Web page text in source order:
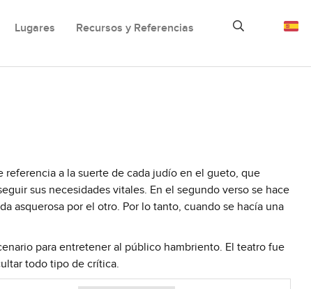
Lugares Recursos y Referencias
a la suerte de cada judío en el gueto, que
sus necesidades vitales. En el segundo verso se hace
asquerosa por el otro. Por lo tanto, cuando se hacía una
para entretener al público hambriento. El teatro fue
todo tipo de crítica.